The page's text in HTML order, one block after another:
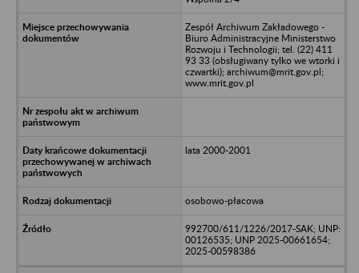
Zespół Archiwum Zakładowego -
Biuro Administracyjne Ministerstwo
Rozwoju i Technologii; tel. (22) 411
93 33 (obsługiwany tylko we wtorki i
czwartki); archiwum@mrit.gov.pl;
www.mrit.gov.pl
lata 2000-2001
osobowo-płacowa
992700/611/1226/2017-SAK; UNP:
00126535; UNP 2025-00661654;
2025-00598386